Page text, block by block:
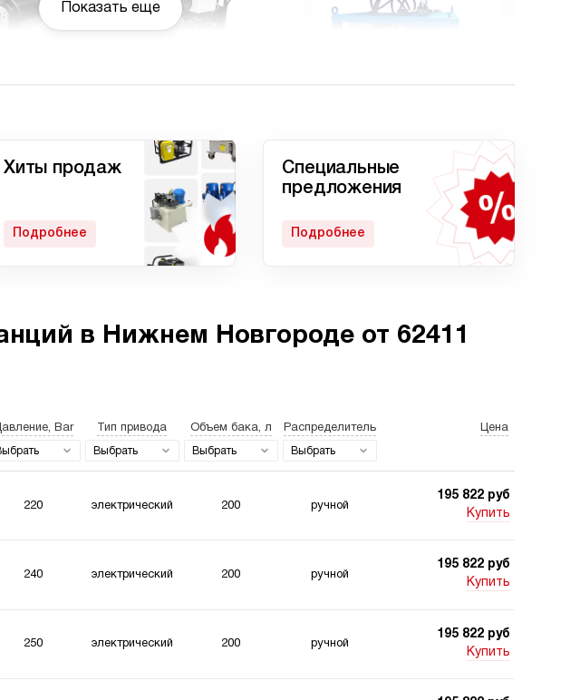
тонн с
Гидростанция
с домкратом
Вольт для подъемника
шахт
Показать еще
Хиты продаж
Подробнее
Специальные
предложения
Подробнее
в Нижнем Новгороде от 62411
Bar Тип привода
Выбрать
Объем бака, л
Выбрать
Распределитель
Выбрать
Цена
195 822 руб
Купить
220 электрический 200 ручной
195 822 руб
Купить
240 электрический 200 ручной
195 822 руб
Купить
250 электрический 200 ручной